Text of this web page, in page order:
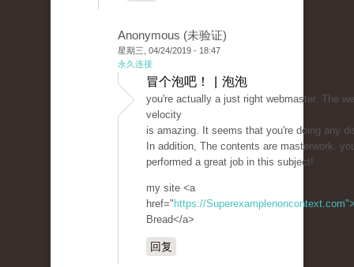
Anonymous (未验证)
星期三, 04/24/2019 - 18:47
永久连接
冒个泡吧！ | 泡泡
you're actually a just right webmaster. The
velocity
is amazing. It seems that you're doing any
In addition, The contents are masterwork.
performed a great job in this subject!
my site <a
href=" https://
Bread</a>
回复